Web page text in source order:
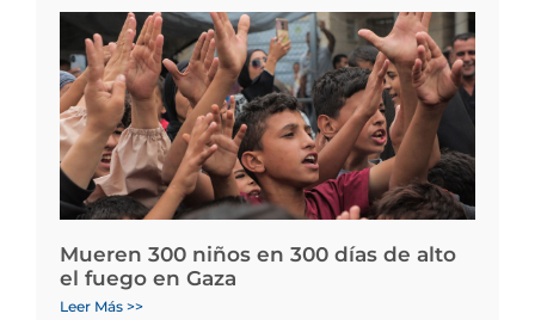
Mueren 300 niños en 300 días de alto
el fuego en Gaza
Leer Más >>